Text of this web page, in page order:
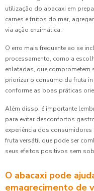
utilização do abacaxi em
carnes e frutos do mar,
via ação enzimática.
O erro mais frequente ao se
processamento, como a
enlatadas, que comprometem
priorizar o consumo da fruta
conforme as boas práticas
Além disso, é importante
para evitar desconfortos
experiência dos
fruta versátil que pode ser
seus efeitos positivos sem
O abacaxi pode
emagrecimento de